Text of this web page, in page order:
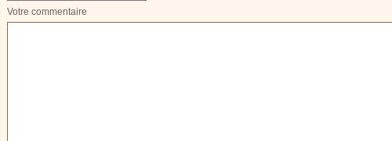
Votre commentaire